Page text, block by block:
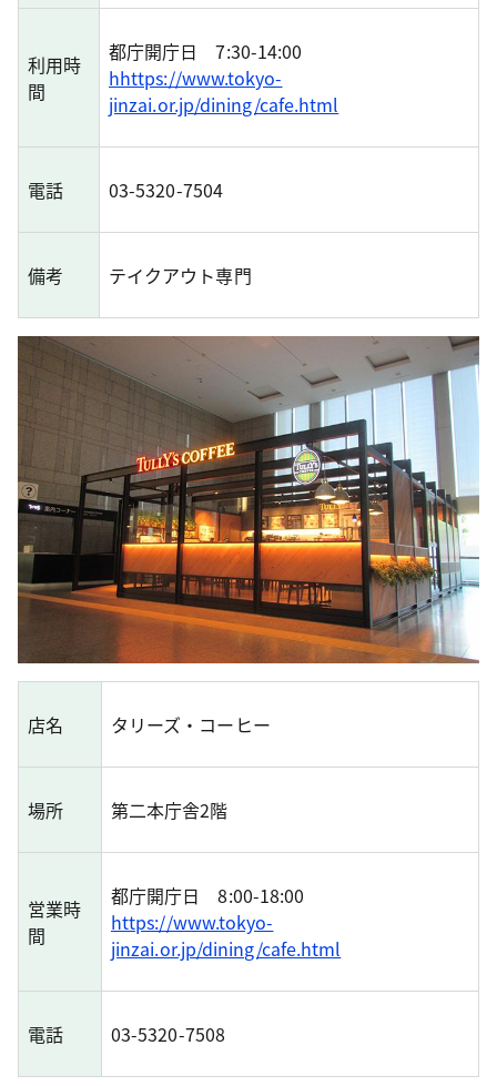
利用時
間
都庁開庁日 7:30-14:00
hhttps://www.tokyo-
jinzai.or.jp/dining/cafe.html
電話 03-5320-7504
備考 テイクアウト専門
店名 タリーズ・コーヒー
場所 第二本庁舎2階
営業時
間
都庁開庁日 8:00-18:00
https://www.tokyo-
jinzai.or.jp/dining/cafe.html
電話 03-5320-7508